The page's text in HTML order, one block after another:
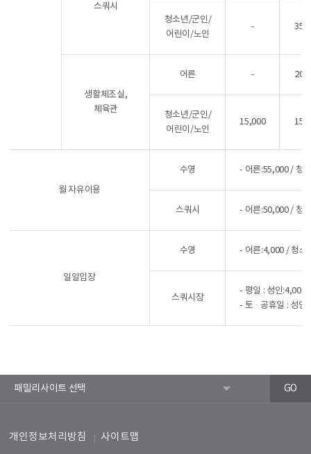
스쿼시
청소년/군인/
어린이/노인
-
생활체조실,
체육관
어른 -
청소년/군인/
어린이/노인
15,000
월 자유이용
수영 - 어른:55,000 / 청
스쿼시 - 어른:50,000 / 청
일일입장
수영 - 어른:4,000 / 청소
스쿼시장
- 평일 : 성인
- 토·공휴일 : 성인
개인정보처리방침 사이트맵